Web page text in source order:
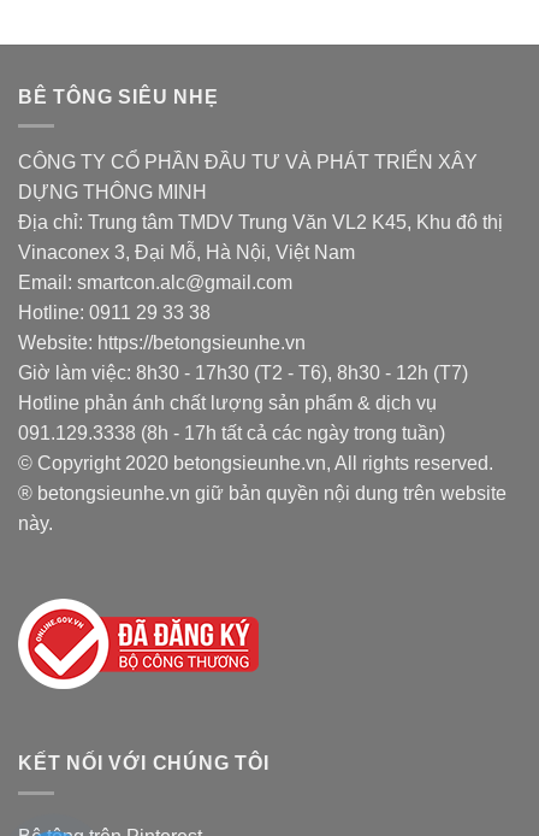
BÊ TÔNG SIÊU NHẸ
CÔNG TY CỔ PHẦN ĐẦU TƯ VÀ PHÁT TRIỂN XÂY
DỰNG THÔNG MINH
Địa chỉ: Trung tâm TMDV Trung Văn VL2 K45, Khu đô thị
Vinaconex 3, Đại Mỗ, Hà Nội, Việt Nam
Email: smartcon.alc@gmail.com
Hotline: 0911 29 33 38
Website: https://betongsieunhe.vn
Giờ làm việc: 8h30 - 17h30 (T2 - T6), 8h30 - 12h (T7)
Hotline phản ánh chất lượng sản phẩm & dịch vụ
091.129.3338 (8h - 17h tất cả các ngày trong tuần)
© Copyright 2020 betongsieunhe.vn, All rights reserved.
® betongsieunhe.vn giữ bản quyền nội dung trên website
này.
KẾT NỐI VỚI CHÚNG TÔI